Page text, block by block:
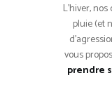
L’hiver,
pluie (et
vous
prendre